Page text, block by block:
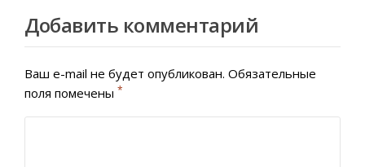
Добавить комментарий
Ваш e-mail не будет опубликован. Обязательные
поля помечены *